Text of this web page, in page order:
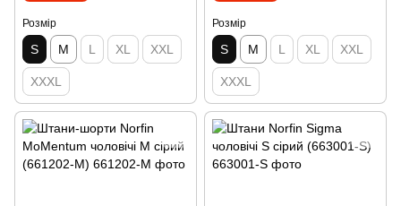
Розмір
S M L XL XXL
XXXL
Розмір
S M L XL XXL
XXXL